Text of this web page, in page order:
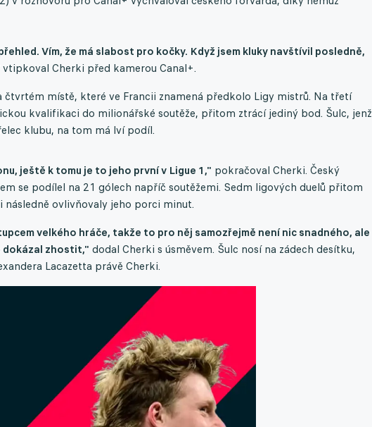
Vím, že má slabost pro kočky. Když jsem kluky navštívil posledně,
vtipkoval Cherki před kamerou Canal+.
čtvrtém místě, které ve Francii znamená předkolo Ligy mistrů. Na třetí
kvalifikaci do milionářské soutěže, přitom ztrácí jediný bod. Šulc, jenž
klubu, na tom má lví podíl.
ještě k tomu je to jeho první v Ligue 1," pokračoval Cherki. Český
se podílel na 21 gólech napříč soutěžemi. Sedm ligových duelů přitom
ovlivňovaly jeho porci minut.
velkého hráče, takže to pro něj samozřejmě není nic snadného, ale
dokázal zhostit," dodal Cherki s úsměvem. Šulc nosí na zádech desítku,
Lacazetta právě Cherki.